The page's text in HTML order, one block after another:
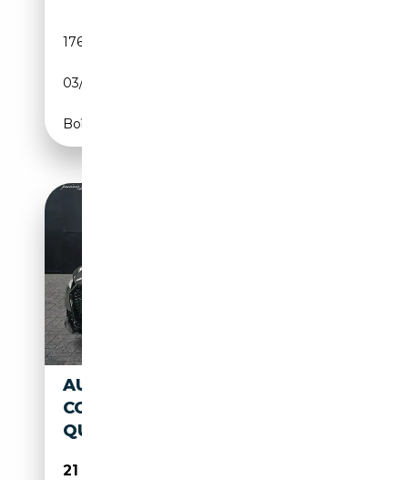
176 000 km
03/2012
Boîte manuelle
AUDI TT III 2015 COUPE - TT
COUPE 2.0 TDI DESIGN
QUATTRO S
21 500€